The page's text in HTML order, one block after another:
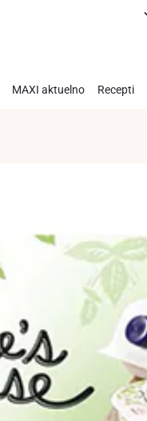
MAXI aktuelno Recepti